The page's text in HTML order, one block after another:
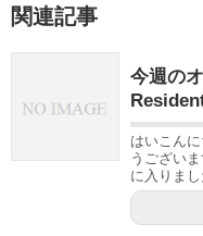
関連記事
今週の
はいこん
うござい
に入りま